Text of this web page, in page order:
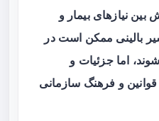
بین نیازهای بیمار و
بالینی ممکن است در
اما جزئیات و
و فرهنگ سازمانی